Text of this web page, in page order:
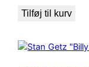
Tilføj til kurv